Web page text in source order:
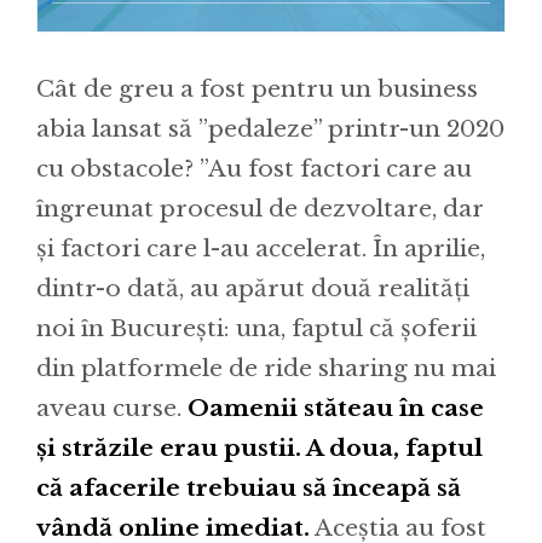
Cât de greu a fost pentru un business
abia lansat să ”pedaleze” printr-un 2020
cu obstacole? ”Au fost factori care au
îngreunat procesul de dezvoltare, dar
și factori care l-au accelerat. În aprilie,
dintr-o dată, au apărut două realități
noi în București: una, faptul că șoferii
din platformele de ride sharing nu mai
aveau curse. Oamenii stăteau în case
și străzile erau pustii. A doua, faptul
că afacerile trebuiau să înceapă să
vândă online imediat. Aceștia au fost